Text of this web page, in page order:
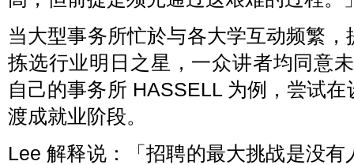
当大型事务所忙於与各大学互动频繁
拣选行业明日之星，一众讲者均同意
自己的事务所 HASSELL 为例，尝试
渡成就业阶段。
Lee 解释说：「招聘的最大挑战是没